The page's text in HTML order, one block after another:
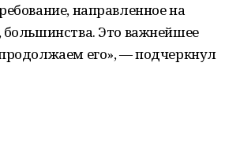
направленное на
большинства. Это важнейшее
его», — подчеркнул